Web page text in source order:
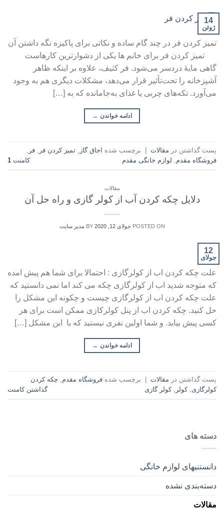
14
ژوئن
تمیز کردن فر در چند گام ساده و نکاتی برای پاکیزه نگه داشتن آن
تمیز کردن فر برای خانم ها یکی از دشوارترین کارهاست
گاهی مایهٔ دردسر می‌شود. فر کثیف، علاوه بر اینکه ظاهر
آشپزخانه را تحت‌تأثیر قرار می‌دهد، مشکلات دیگری هم به وجود
می‌آورد. تکه‌های چربی یا غذای به‌جامانده که به […]
ادامه خواندن →
پست گذاشتن در مقالات برچسب شده اجاق گاز تمیز کردن فر فر
فروشگاه مقدم
لوازم خانگی مقدم کامنت 1
مقالات
دلایل چکه کردن آب از کولر گازی و راه حل آن
POSTED ON جولای 12, 2020 BY مدیر سایت
12
جولای
علت چکه کردن اب از کولرگازی : احتمالا برای شما هم پیش امده
که متوجه شدید اب از کولرگازی چکه می کند اما نمی دانستید که
علت چکه کردن اب از کولرگازی چیست و چکونه این مشکل را
حل کنید. چکه کردن اب از پنل کولرکازی ممکن است برای هر
کسی پیش بیاید. و شما اولین نفری نیستید که با این مشکل […]
ادامه خواندن →
پست گذاشتن در مقالات برچسب شده فروشگاه مقدم, چکه کردن
کولرگازی,کولر ,کولر گازی گذاشتن کامنت
دسته های
دانستنیهای لوازم خانگی
دسته‌بندی نشده
مقالات